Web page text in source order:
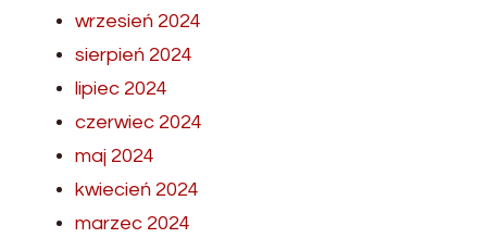
wrzesień 2024
sierpień 2024
lipiec 2024
czerwiec 2024
maj 2024
kwiecień 2024
marzec 2024